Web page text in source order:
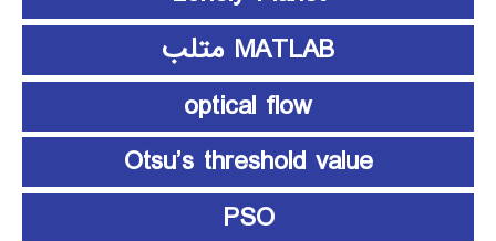
MATLAB متلب
optical flow
Otsu’s threshold value
PSO